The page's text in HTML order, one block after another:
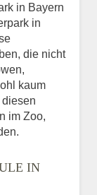
in Bayern
in
die nicht
kaum
im Zoo,
IN